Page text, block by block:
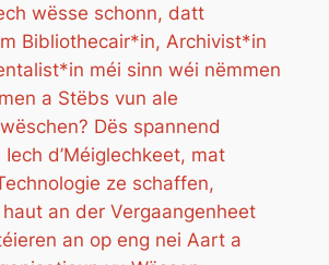
wësse schonn, datt
Bibliothecair*in, Archivist*in
méi sinn wéi nëmmen
a Stëbs vun ale
Dës spannend
d’Méiglechkeet, mat
ze schaffen,
haut an der Vergaangenheet
an op eng nei Aart a